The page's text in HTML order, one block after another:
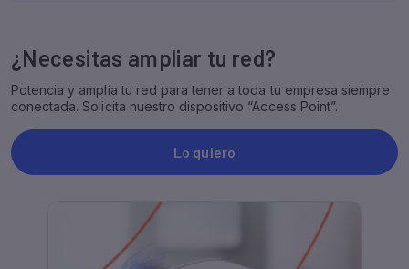
¿Necesitas ampliar tu red?
Potencia y amplía tu red para tener a toda tu empresa siempre
conectada. Solicita nuestro dispositivo “Access Point”.